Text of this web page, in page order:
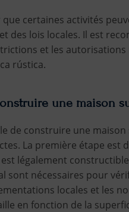
certaines activités
des lois locales. Il est
et les
rústica.
une maison
de construire une
La première étape
légalement
sont nécessaires pour
locales et les
en fonction de la